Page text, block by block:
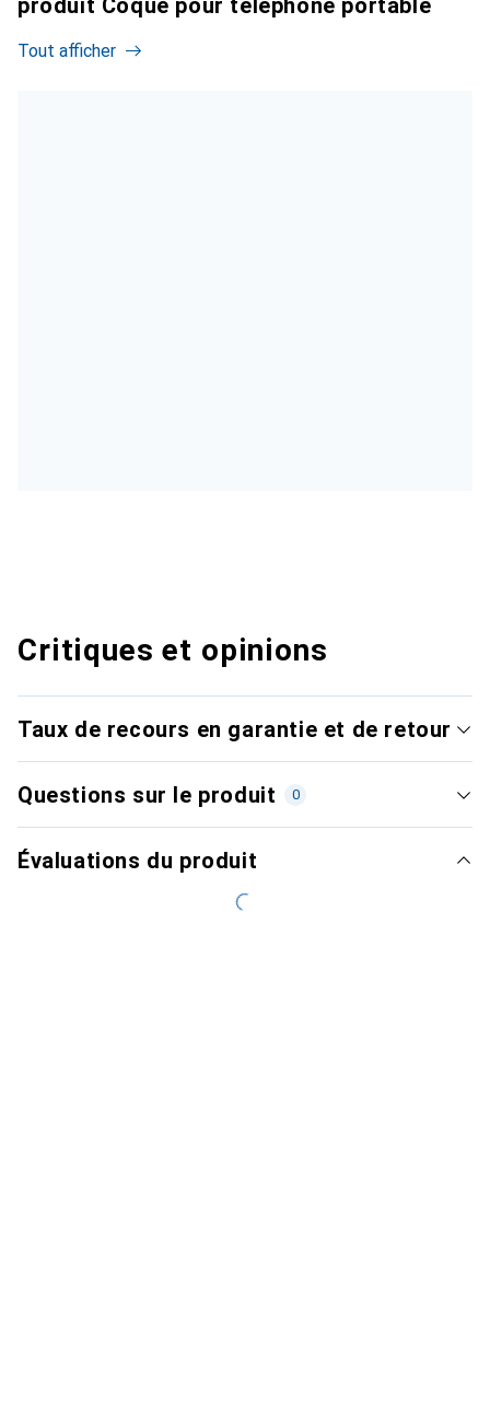
produit Coque pour téléphone portable
Tout afficher
Critiques et opinions
Taux de recours en garantie et de retour
Questions sur le produit 0
Évaluations du produit